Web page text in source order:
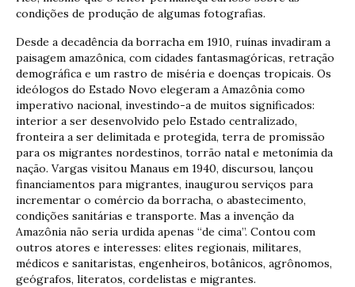
condições de produção de algumas fotografias.
Desde a decadência da borracha em 1910, ruínas invadiram a
paisagem amazônica, com cidades fantasmagóricas, retração
demográfica e um rastro de miséria e doenças tropicais. Os
ideólogos do Estado Novo elegeram a Amazônia como
imperativo nacional, investindo-a de muitos significados:
interior a ser desenvolvido pelo Estado centralizado,
fronteira a ser delimitada e protegida, terra de promissão
para os migrantes nordestinos, torrão natal e metonímia da
nação. Vargas visitou Manaus em 1940, discursou, lançou
financiamentos para migrantes, inaugurou serviços para
incrementar o comércio da borracha, o abastecimento,
condições sanitárias e transporte. Mas a invenção da
Amazônia não seria urdida apenas “de cima”. Contou com
outros atores e interesses: elites regionais, militares,
médicos e sanitaristas, engenheiros, botânicos, agrônomos,
geógrafos, literatos, cordelistas e migrantes.